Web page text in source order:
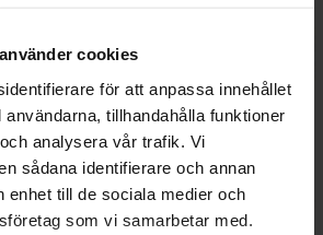
cookies
för att anpassa innehållet
tillhandahålla funktioner
analysera vår trafik. Vi
sådana identifierare och annan
enhet till de sociala medier och
som vi samarbetar med.
Pickle 120g Laffy Taffy